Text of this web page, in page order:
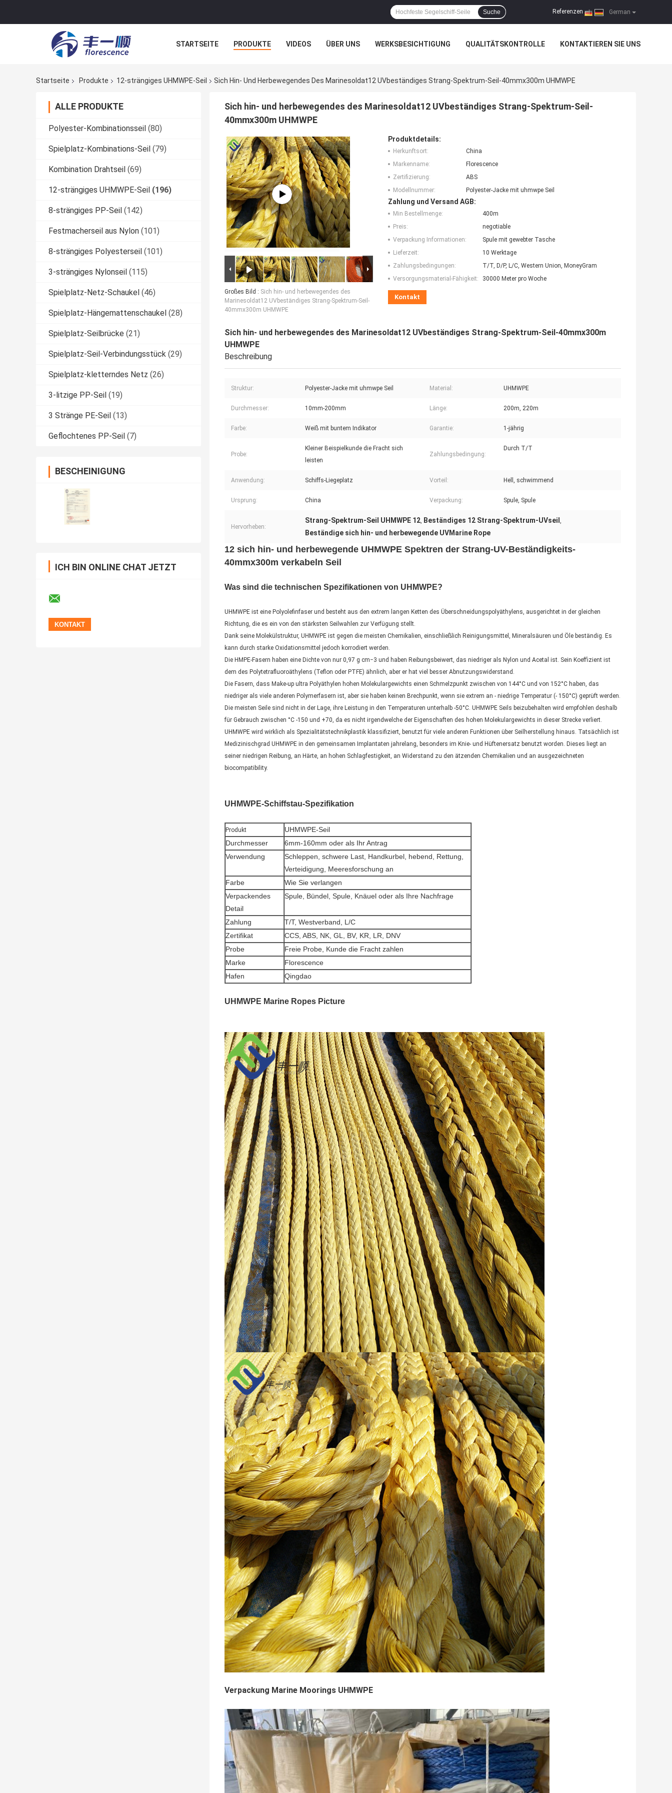
German
Referenzen |
Suche
STARTSEITE PRODUKTE VIDEOS ÜBER UNS WERKSBESICHTIGUNG QUALITÄTSKONTROLLE KONTAKTIEREN SIE UNS
Startseite
Produkte 12-strängiges UHMWPE-Seil Sich Hin- Und Herbewegendes Des Marinesoldat12 UVbeständiges Strang-Spektrum-Seil-40mmx300m UHMWPE
ALLE PRODUKTE
Polyester-Kombinationsseil (80)
Spielplatz-Kombinations-Seil (79)
Kombination Drahtseil (69)
12-strängiges UHMWPE-Seil (196)
8-strängiges PP-Seil (142)
Festmacherseil aus Nylon (101)
8-strängiges Polyesterseil (101)
3-strängiges Nylonseil (115)
Spielplatz-Netz-Schaukel (46)
Spielplatz-Hängemattenschaukel (28)
Spielplatz-Seilbrücke (21)
Spielplatz-Seil-Verbindungsstück (29)
Spielplatz-kletterndes Netz (26)
3-litzige PP-Seil (19)
3 Stränge PE-Seil (13)
Geflochtenes PP-Seil (7)
BESCHEINIGUNG
ICH BIN ONLINE CHAT JETZT
Sich hin- und herbewegendes des Marinesoldat12 UVbeständiges Strang-Spektrum-Seil-
40mmx300m UHMWPE
Großes Bild : Sich hin- und herbewegendes des
Marinesoldat12 UVbeständiges Strang-Spektrum-Seil-
40mmx300m UHMWPE
Produktdetails:
Herkunftsort:
China
Markenname:
Florescence
Zertifizierung:
ABS
Modellnummer:
Polyester-Jacke mit uhmwpe Seil
Zahlung und Versand AGB:
Min Bestellmenge:
400m
Preis:
negotiable
Verpackung Informationen:
Spule mit gewebter Tasche
Lieferzeit:
10 Werktage
Zahlungsbedingungen:
T/T, D/P, L/C, Western Union, MoneyGram
Versorgungsmaterial-Fähigkeit:
30000 Meter pro Woche
Kontakt
Sich hin- und herbewegendes des Marinesoldat12 UVbeständiges Strang-Spektrum-Seil-40mmx300m
UHMWPE
Beschreibung
Struktur: Polyester-Jacke mit uhmwpe Seil Material: UHMWPE
Durchmesser: 10mm-200mm Länge: 200m, 220m
Farbe: Weiß mit buntem Indikator Garantie: 1-jährig
Probe:
Kleiner Beispielkunde die Fracht sich
leisten
Zahlungsbedingung:
Durch T/T
Anwendung: Schiffs-Liegeplatz Vorteil: Hell, schwimmend
Ursprung: China Verpackung: Spule, Spule
Hervorheben:
Strang-Spektrum-Seil UHMWPE 12, Beständiges 12 Strang-Spektrum-UVseil ,
Beständige sich hin- und herbewegende UVMarine Rope
12 sich hin- und herbewegende UHMWPE Spektren der Strang-UV-Beständigkeits-
40mmx300m verkabeln Seil
Was sind die technischen Spezifikationen von UHMWPE?
UHMWPE ist eine Polyolefinfaser und besteht aus den extrem langen Ketten des Überschneidungspolyäthylens, ausgerichtet in der gleichen
Richtung, die es ein von den stärksten Seilwahlen zur Verfügung stellt.
Dank seine Molekülstruktur, UHMWPE ist gegen die meisten Chemikalien, einschließlich Reinigungsmittel, Mineralsäuren und Öle beständig. Es
kann durch starke Oxidationsmittel jedoch korrodiert werden.
Die HMPE-Fasern haben eine Dichte von nur 0,97 g cm−3 und haben Reibungsbeiwert, das niedriger als Nylon und Acetal ist. Sein Koeffizient ist
dem des Polytetrafluoroäthylens (Teflon oder PTFE) ähnlich, aber er hat viel besser Abnutzungswiderstand.
Die Fasern, dass Make-up ultra Polyäthylen hohen Molekulargewichts einen Schmelzpunkt zwischen von 144°C und von 152°C haben, das
niedriger als viele anderen Polymerfasern ist, aber sie haben keinen Brechpunkt, wenn sie extrem an - niedrige Temperatur (- 150°C) geprüft werden.
Die meisten Seile sind nicht in der Lage, ihre Leistung in den Temperaturen unterhalb -50°C. UHMWPE Seils beizubehalten wird empfohlen deshalb
für Gebrauch zwischen °C -150 und +70, da es nicht irgendwelche der Eigenschaften des hohen Molekulargewichts in dieser Strecke verliert.
UHMWPE wird wirklich als Spezialitätstechnikplastik klassifiziert, benutzt für viele anderen Funktionen über Seilherstellung hinaus. Tatsächlich ist
Medizinischgrad UHMWPE in den gemeinsamen Implantaten jahrelang, besonders im Knie- und Hüftenersatz benutzt worden. Dieses liegt an
seiner niedrigen Reibung, an Härte, an hohen Schlagfestigkeit, an Widerstand zu den ätzenden Chemikalien und an ausgezeichneten
biocompatibility.
UHMWPE-Schiffstau-Spezifikation
Produkt
UHMWPE-Seil
Durchmesser
6mm-160mm oder als Ihr Antrag
Verwendung
Schleppen, schwere Last, Handkurbel, hebend, Rettung,
Verteidigung, Meeresforschung an
Farbe
Wie Sie verlangen
Verpackendes
Detail
Spule, Bündel, Spule, Knäuel oder als Ihre Nachfrage
Zahlung
T/T, Westverband, L/C
Zertifikat
CCS, ABS, NK, GL, BV, KR, LR, DNV
Probe
Freie Probe, Kunde die Fracht zahlen
Marke
Florescence
Hafen
Qingdao
UHMWPE Marine Ropes Picture
Verpackung Marine Moorings UHMWPE